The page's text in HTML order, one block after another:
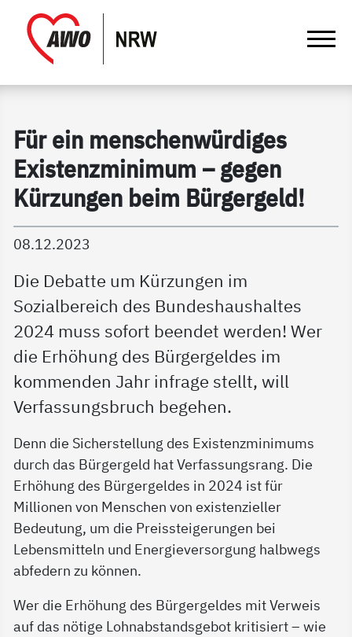
Gathmann Michaelis und Freunde |
Für ein menschenwürdiges
Existenzminimum – gegen
Kürzungen beim Bürgergeld!
08.12.2023
Die Debatte um Kürzungen im
Sozialbereich des Bundeshaushaltes
2024 muss sofort beendet werden! Wer
die Erhöhung des Bürgergeldes im
kommenden Jahr infrage stellt, will
Verfassungsbruch begehen.
Denn die Sicherstellung des Existenzminimums
durch das Bürgergeld hat Verfassungsrang. Die
Erhöhung des Bürgergeldes in 2024 ist für
Millionen von Menschen von existenzieller
Bedeutung, um die Preissteigerungen bei
Lebensmitteln und Energieversorgung halbwegs
abfedern zu können.
Wer die Erhöhung des Bürgergeldes mit Verweis
auf das nötige Lohnabstandsgebot kritisiert – wie